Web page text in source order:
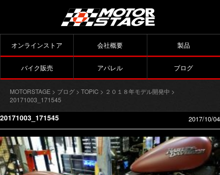
オンラインストア 会社概要 製品
バイク販売 アパレル ブログ
MOTORSTAGE > ブログ > TOPIC > ２０１８年モデル開発中 >
20171003_171545
20171003_171545 2017/10/04